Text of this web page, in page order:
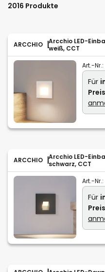
ARCCHIO
Arcchio LED-
weiß, CCT
Art.-Nr.:
Für
ARCCHIO
Arcchio LED-
schwarz, CCT
Art.-Nr.:
Für
2016 Produkte